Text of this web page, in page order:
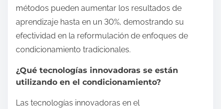
métodos pueden aumentar los resultados de
aprendizaje hasta en un 30%, demostrando su
efectividad en la reformulación de enfoques de
condicionamiento tradicionales.
¿Qué tecnologías innovadoras se están
utilizando en el condicionamiento?
Las tecnologías innovadoras en el